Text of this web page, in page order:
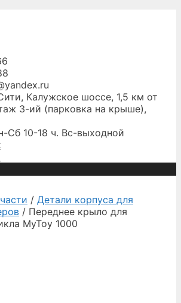
Калужское шоссе, 1,5 км от
3-ий (парковка на крыше),
Сб 10-18 ч. Вс-выходной
/ Детали корпуса для
/ Переднее крыло для
MyToy 1000